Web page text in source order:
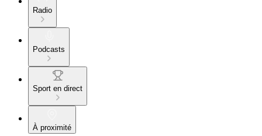
Radio
Podcasts
Sport en direct
À proximité